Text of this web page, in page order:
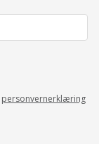
personvernerklæring